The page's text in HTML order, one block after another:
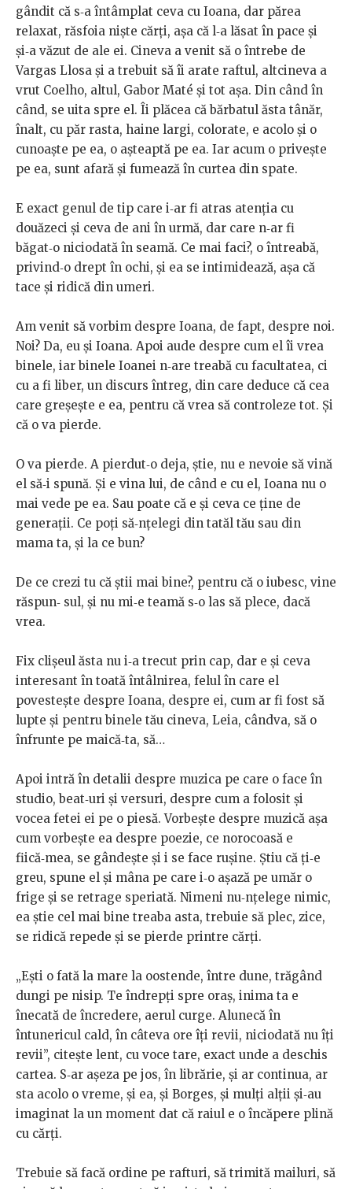
gândit că s‑a întâmplat ceva cu Ioana, dar părea
relaxat, răsfoia niște cărți, așa că l‑a lăsat în pace și
și‑a văzut de ale ei. Cineva a venit să o întrebe de
Vargas Llosa și a trebuit să îi arate raftul, altcineva a
vrut Coelho, altul, Gabor Maté și tot așa. Din când în
când, se uita spre el. Îi plăcea că bărbatul ăsta tânăr,
înalt, cu păr rasta, haine largi, colorate, e acolo și o
cunoaște pe ea, o așteaptă pe ea. Iar acum o privește
pe ea, sunt afară și fumează în curtea din spate.
E exact genul de tip care i‑ar fi atras atenția cu
douăzeci și ceva de ani în urmă, dar care n‑ar fi
băgat‑o niciodată în seamă. Ce mai faci?, o întreabă,
privind‑o drept în ochi, și ea se intimidează, așa că
tace și ridică din umeri.
Am venit să vorbim despre Ioana, de fapt, despre noi.
Noi? Da, eu și Ioana. Apoi aude despre cum el îi vrea
binele, iar binele Ioanei n‑are treabă cu facultatea, ci
cu a fi liber, un discurs întreg, din care deduce că cea
care greșește e ea, pentru că vrea să controleze tot. Și
că o va pierde.
O va pierde. A pierdut‑o deja, știe, nu e nevoie să vină
el să‑i spună. Și e vina lui, de când e cu el, Ioana nu o
mai vede pe ea. Sau poate că e și ceva ce ține de
generații. Ce poți să‑nțelegi din tatăl tău sau din
mama ta, și la ce bun?
De ce crezi tu că știi mai bine?, pentru că o iubesc, vine
răspun‑ sul, și nu mi‑e teamă s‑o las să plece, dacă
vrea.
Fix clișeul ăsta nu i‑a trecut prin cap, dar e și ceva
interesant în toată întâlnirea, felul în care el
povestește despre Ioana, despre ei, cum ar fi fost să
lupte și pentru binele tău cineva, Leia, cândva, să o
înfrunte pe maică‑ta, să…
Apoi intră în detalii despre muzica pe care o face în
studio, beat‑uri și versuri, despre cum a folosit și
vocea fetei ei pe o piesă. Vorbește despre muzică așa
cum vorbește ea despre poezie, ce norocoasă e
fiică‑mea, se gândește și i se face rușine. Știu că ți‑e
greu, spune el și mâna pe care i‑o așază pe umăr o
frige și se retrage speriată. Nimeni nu‑nțelege nimic,
ea știe cel mai bine treaba asta, trebuie să plec, zice,
se ridică repede și se pierde printre cărți.
„Ești o fată la mare la oostende, între dune, trăgând
dungi pe nisip. Te îndrepți spre oraș, inima ta e
înecată de încredere, aerul curge. Alunecă în
întunericul cald, în câteva ore îți revii, niciodată nu îți
revii”, citește lent, cu voce tare, exact unde a deschis
cartea. S‑ar așeza pe jos, în librărie, și ar continua, ar
sta acolo o vreme, și ea, și Borges, și mulți alții și‑au
imaginat la un moment dat că raiul e o încăpere plină
cu cărți.
Trebuie să facă ordine pe rafturi, să trimită mailuri, să